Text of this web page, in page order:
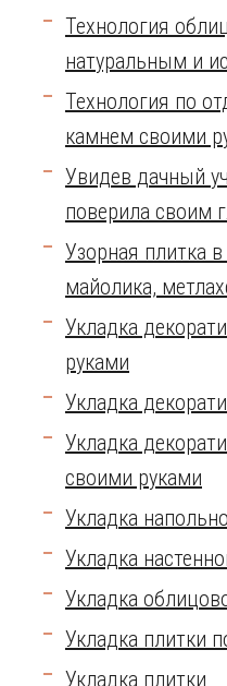
Технология
натуральным и
Технология по
камнем своими
Увидев дачный
поверила своим
Узорная плитка
майолика,
Укладка
руками
Укладка
Укладка
своими руками
Укладка
Укладка
Укладка
Укладка плитки
Укладка плитки